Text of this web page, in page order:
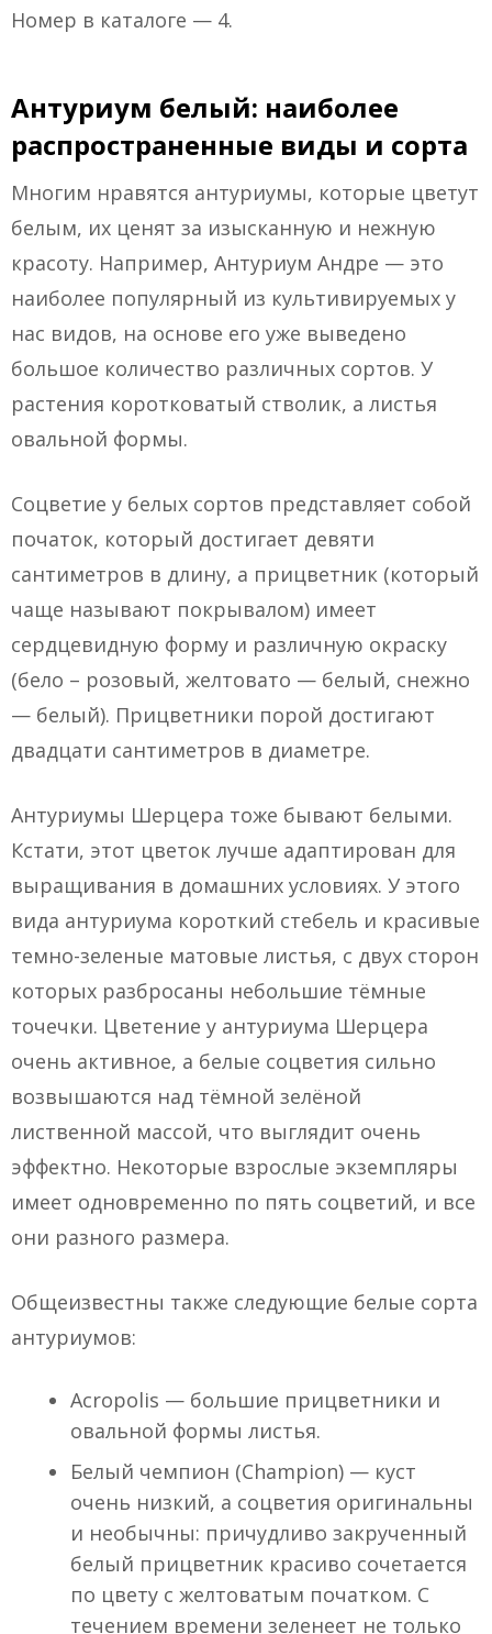
Номер в каталоге — 4.
Антуриум белый: наиболее
распространенные виды и сорта
Многим нравятся антуриумы, которые цветут
белым, их ценят за изысканную и нежную
красоту. Например, Антуриум Андре — это
наиболее популярный из культивируемых у
нас видов, на основе его уже выведено
большое количество различных сортов. У
растения коротковатый стволик, а листья
овальной формы.
Соцветие у белых сортов представляет собой
початок, который достигает девяти
сантиметров в длину, а прицветник (который
чаще называют покрывалом) имеет
сердцевидную форму и различную окраску
(бело – розовый, желтовато — белый, снежно
— белый). Прицветники порой достигают
двадцати сантиметров в диаметре.
Антуриумы Шерцера тоже бывают белыми.
Кстати, этот цветок лучше адаптирован для
выращивания в домашних условиях. У этого
вида антуриума короткий стебель и красивые
темно-зеленые матовые листья, с двух сторон
которых разбросаны небольшие тёмные
точечки. Цветение у антуриума Шерцера
очень активное, а белые соцветия сильно
возвышаются над тёмной зелёной
лиственной массой, что выглядит очень
эффектно. Некоторые взрослые экземпляры
имеет одновременно по пять соцветий, и все
они разного размера.
Общеизвестны также следующие белые сорта
антуриумов:
Acropolis — большие прицветники и
овальной формы листья.
Белый чемпион (Champion) — куст
очень низкий, а соцветия оригинальны
и необычны: причудливо закрученный
белый прицветник красиво сочетается
по цвету с желтоватым початком. С
течением времени зеленеет не только